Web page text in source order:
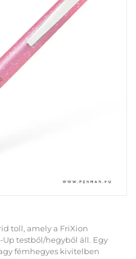
toll, amely a FriXion
testből/hegyből áll. Egy
fémhegyes kivitelben